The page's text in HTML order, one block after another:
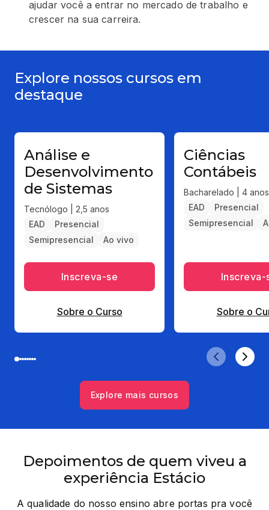
ajudar você a entrar no mercado de trabalho e
crescer na sua carreira.
Explore nossos cursos em
destaque
Análise e
Desenvolvimento
de Sistemas
Tecnólogo | 2,5 anos
EAD
Presencial
Semipresencial
Ao vivo
Inscreva-se
Sobre o Curso
Ciências
Contábeis
Bacharelado | 4 anos
EAD
Presencial
Semipresencial
Inscreva-
Sobre o
Explore mais cursos
Depoimentos de quem viveu a
experiência Estácio
A qualidade do nosso ensino abre portas pra você